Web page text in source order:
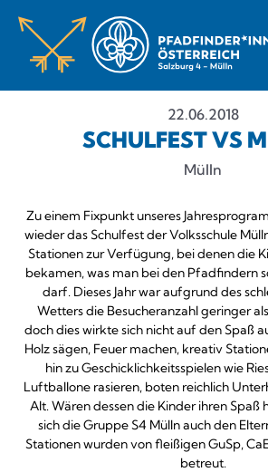
22.06.2018
SCHULFEST VS
Mülln
Zu einem Fixpunkt unseres
wieder das Schulfest der Volksschule
Stationen zur Verfügung, bei denen die
bekamen, was man bei den Pfadfindern
darf. Dieses Jahr war aufgrund des
Wetters die Besucheranzahl geringer
doch dies wirkte sich nicht auf den Spaß
Holz sägen, Feuer machen, kreativ
hin zu Geschicklichkeitsspielen wie
Luftballone rasieren, boten reichlich
Alt. Wären dessen die Kinder ihren Spaß
sich die Gruppe S4 Mülln auch den
Stationen wurden von fleißigen GuSp,
betreut.